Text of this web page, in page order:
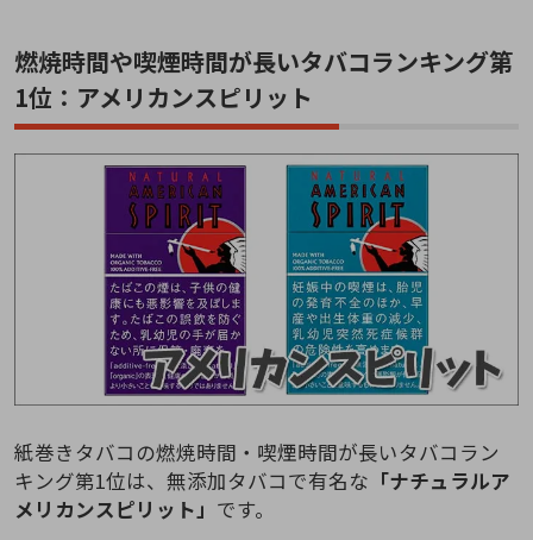
燃焼時間や喫煙時間が長いタバコランキング第
1位：アメリカンスピリット
紙巻きタバコの燃焼時間・喫煙時間が長いタバコラン
キング第1位は、無添加タバコで有名な 「ナチュラルア
メリカンスピリット」 です。